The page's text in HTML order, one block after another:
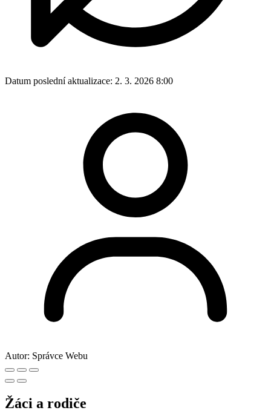
Datum poslední aktualizace: 2. 3. 2026 8:00
Autor: Správce Webu
Žáci a rodiče